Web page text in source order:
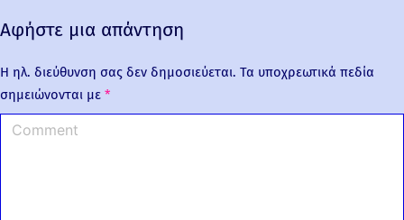
Αφήστε μια απάντηση
Η ηλ. διεύθυνση σας δεν δημοσιεύεται. Τα υποχρεωτικά πεδία
σημειώνονται με *